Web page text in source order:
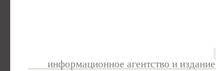
информационное агентство и издание